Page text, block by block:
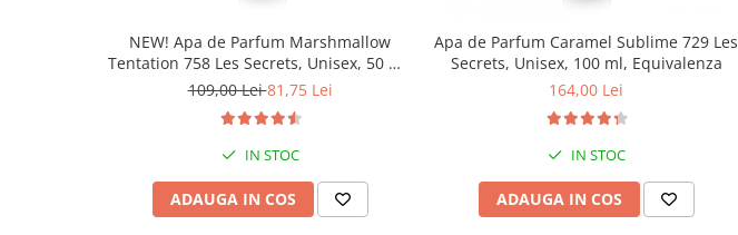
NEW! Apa de Parfum Marshmallow
Tentation 758 Les Secrets, Unisex, 50 ml,
Equivalenza
109,00 Lei81,75 Lei
IN STOC
ADAUGA IN COS
Apa de Parfum Caramel Sublime 729 Les
Secrets, Unisex, 100 ml, Equivalenza
164,00 Lei
IN STOC
ADAUGA IN COS